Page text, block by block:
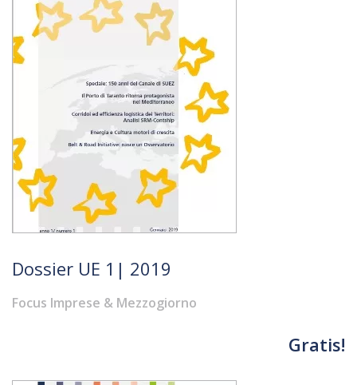
Dossier UE 1| 2019
Focus Imprese & Mezzogiorno
Gratis!